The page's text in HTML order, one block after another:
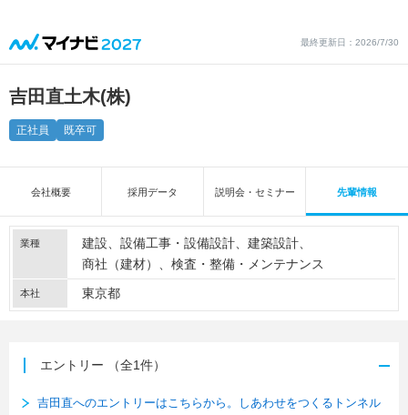
最終更新日：2026/7/30
吉田直土木(株)
正社員 既卒可
会社概要 採用データ 説明会・セミナー 先輩情報
業種 建設 設備工事・設備設計
建築設計
商社（建材）
検査・整備・メンテナンス
本社 東京都
エントリー （全1件）
吉田直へのエントリーはこちらから。しあわせをつくるトンネル